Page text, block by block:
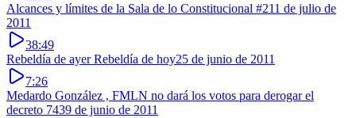
Alcances y límites de la Sala de lo Constitucional #211 de julio de
2011
38:49
Rebeldía de ayer Rebeldía de hoy25 de junio de 2011
7:26
Medardo González , FMLN no dará los votos para derogar el
decreto 7439 de junio de 2011